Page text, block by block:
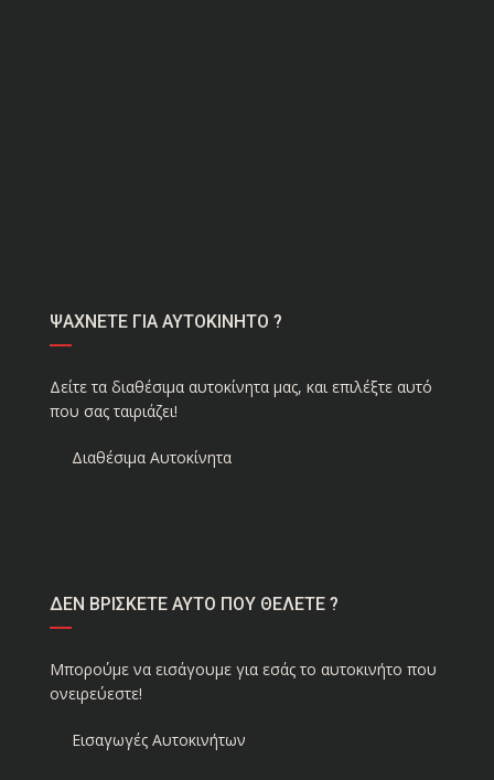
ΨΑΧΝΕΤΕ ΓΙΑ ΑΥΤΟΚΙΝΗΤΟ ?
Δείτε τα διαθέσιμα αυτοκίνητα μας, και επιλέξτε αυτό
που σας ταιριάζει!
Διαθέσιμα Αυτοκίνητα
ΔΕΝ ΒΡΙΣΚΕΤΕ ΑΥΤΟ ΠΟΥ ΘΕΛΕΤΕ ?
Μπορούμε να εισάγουμε για εσάς το αυτοκινήτο που
ονειρεύεστε!
Εισαγωγές Αυτοκινήτων